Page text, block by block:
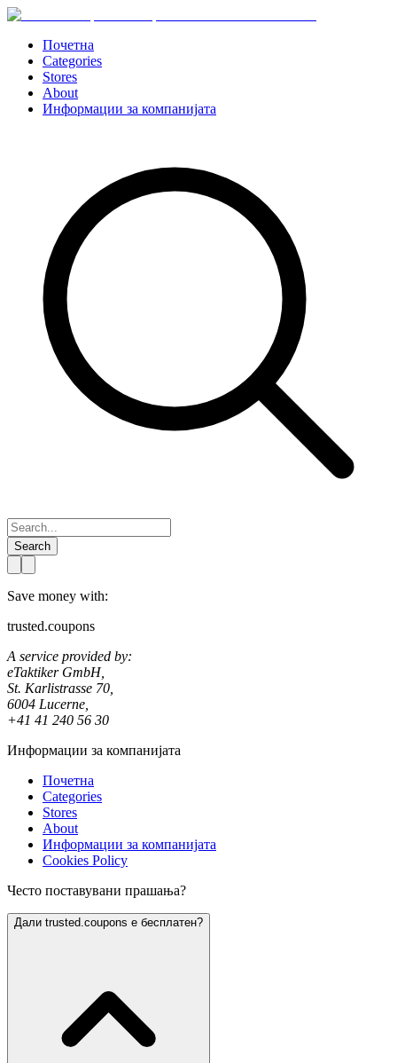
Почетна
Categories
Stores
About
Информации за компанијата
Search
Save money with:
trusted.coupons
A service provided by:
eTaktiker GmbH,
St. Karlistrasse 70,
6004 Lucerne,
+41 41 240 56 30
Информации за компанијата
Почетна
Categories
Stores
About
Информации за компанијата
Cookies Policy
Често поставувани прашања?
Дали trusted.coupons е бесплатен?